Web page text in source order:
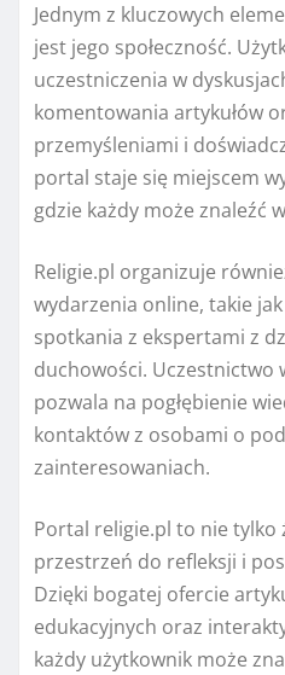
Jednym z kluczowych
jest jego społeczność.
uczestniczenia w
komentowania artykułów
przemyśleniami i
portal staje się miejscem
gdzie każdy może znaleźć
Religie.pl organizuje
wydarzenia online, takie
spotkania z ekspertami z
duchowości. Uczestnictwo
pozwala na pogłębienie
kontaktów z osobami o
zainteresowaniach.
Portal religie.pl to nie tylko
przestrzeń do refleksji i
Dzięki bogatej ofercie
edukacyjnych oraz
każdy użytkownik może